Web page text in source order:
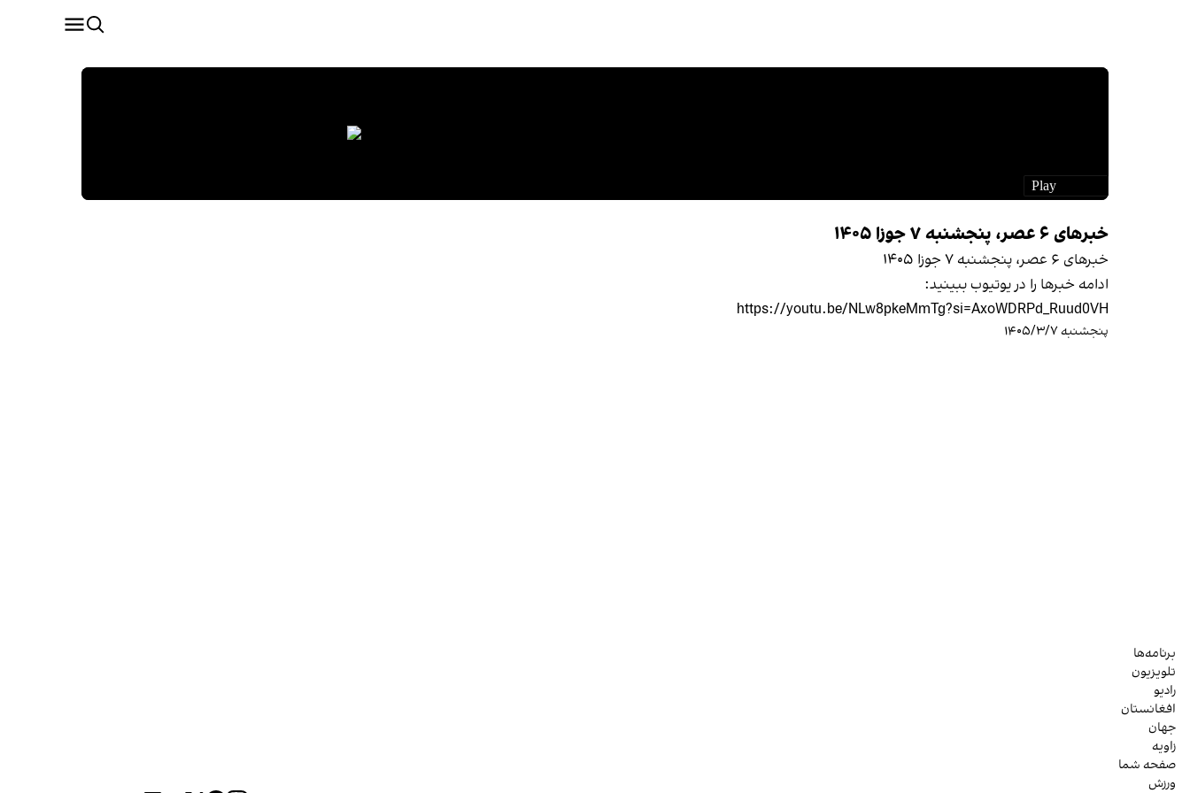
خبرهای ۶ عصر، پنجشنبه ۷ جوزا ۱۴۰۵
خبرهای ۶ عصر، پنجشنبه ۷ جوزا ۱۴۰۵
ادامه خبرها را در یوتیوب ببینید:
https://youtu.be/NLw8pkeMmTg?si=AxoWDRPd_Ruud0VH
پنجشنبه ۱۴۰۵/۳/۷
برنامه‌ها
تلویزیون
رادیو
افغانستان
جهان
زاویه
صفحه شما
ورزش